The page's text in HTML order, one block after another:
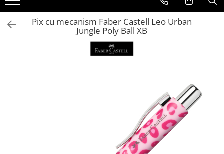
Produse consumabile din hartie
Detergenti si dezinfectanti
Saci menajeri (Unitate Protejata)
Pix cu mecanism Faber Castell Leo Urban
Jungle Poly Ball XB